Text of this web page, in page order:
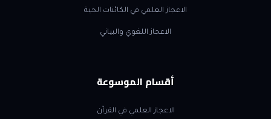
الاعجاز العلمي في الكائنات الحية
الاعجاز اللغوي والبياني
أقسام الموسوعة
الاعجاز العلمي في القرآن